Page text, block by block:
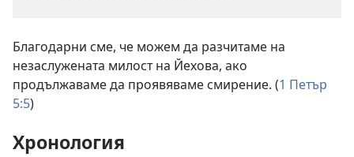
Благодарни сме, че можем да разчитаме на
незаслужената милост на Йехова, ако
продължаваме да проявяваме смирение. (1 Петър
5:5)
Хронология